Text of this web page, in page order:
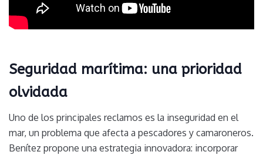
Seguridad marítima: una prioridad
olvidada
Uno de los principales reclamos es la inseguridad en el
mar, un problema que afecta a pescadores y camaroneros.
Benítez propone una estrategia innovadora: incorporar